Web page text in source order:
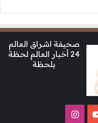
صحيفة اشراق العالم
24 أخبار العالم لحظة
بلحظة
‫YouTubeانستقرام